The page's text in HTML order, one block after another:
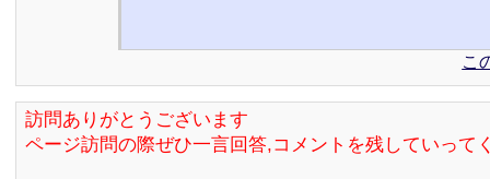
こ
訪問ありがとうございます
ページ訪問の際ぜひ一言回答,コメントを残していって